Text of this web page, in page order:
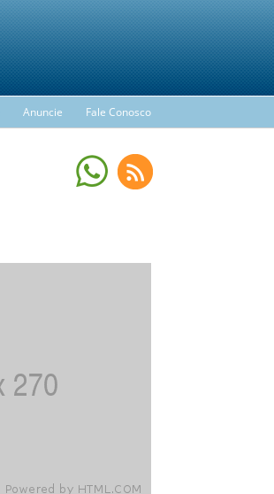
Anuncie Fale Conosco